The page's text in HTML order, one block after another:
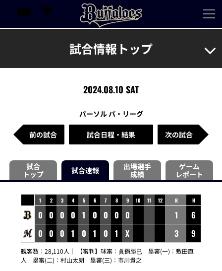
試合情報トップ
2024.08.10 SAT
パーソル パ・リーグ
前の試合 試合日程・結果 次の試合
試合
トップ
試合速報
出場選手
成績
ゲーム
レポート
1 2 3 4 5 6 7 8 9 10 11 12
0 0 0 0 1 0 0 0 0
0 0 0 1 0 1 0 1 X
R H
1
6
3
9
観客数：28,110人｜ 【審判】球審：眞鍋勝已 塁審(一)：敷田直
人 塁審(二)：村山太朗 塁審(三)：市川貴之